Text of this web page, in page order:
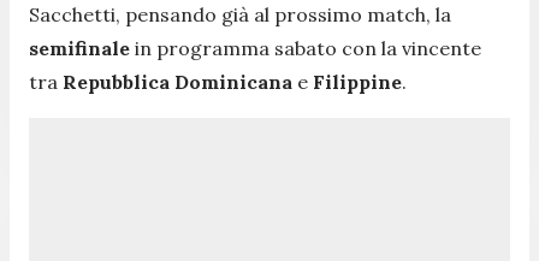
Sacchetti, pensando già al prossimo match, la
semifinale in programma sabato con la vincente
tra Repubblica Dominicana e Filippine.